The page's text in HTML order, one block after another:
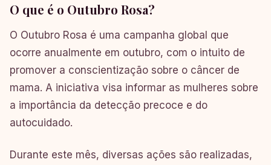
O que é o Outubro Rosa?
O Outubro Rosa é uma campanha global que
ocorre anualmente em outubro, com o intuito de
promover a conscientização sobre o câncer de
mama. A iniciativa visa informar as mulheres sobre
a importância da detecção precoce e do
autocuidado.
Durante este mês, diversas ações são realizadas,